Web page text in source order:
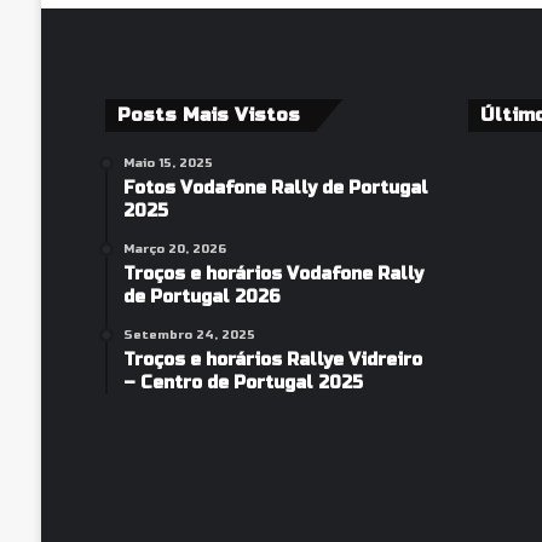
Posts Mais Vistos
Maio 15, 2025
Fotos Vodafone Rally de Portugal
2025
Março 20, 2026
Troços e horários Vodafone Rally
de Portugal 2026
Setembro 24, 2025
Troços e horários Rallye Vidreiro
– Centro de Portugal 2025